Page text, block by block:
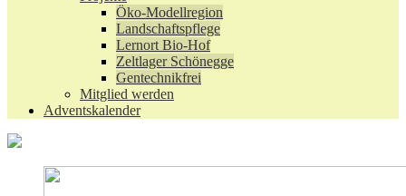
Öko-Modellregion
Landschaftspflege
Lernort Bio-Hof
Zeltlager Schönegge
Gentechnikfrei
Mitglied werden
Adventskalender